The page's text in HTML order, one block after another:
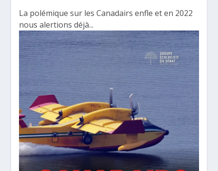
La polémique sur les Canadairs enfle et en 2022
nous alertions déjà...